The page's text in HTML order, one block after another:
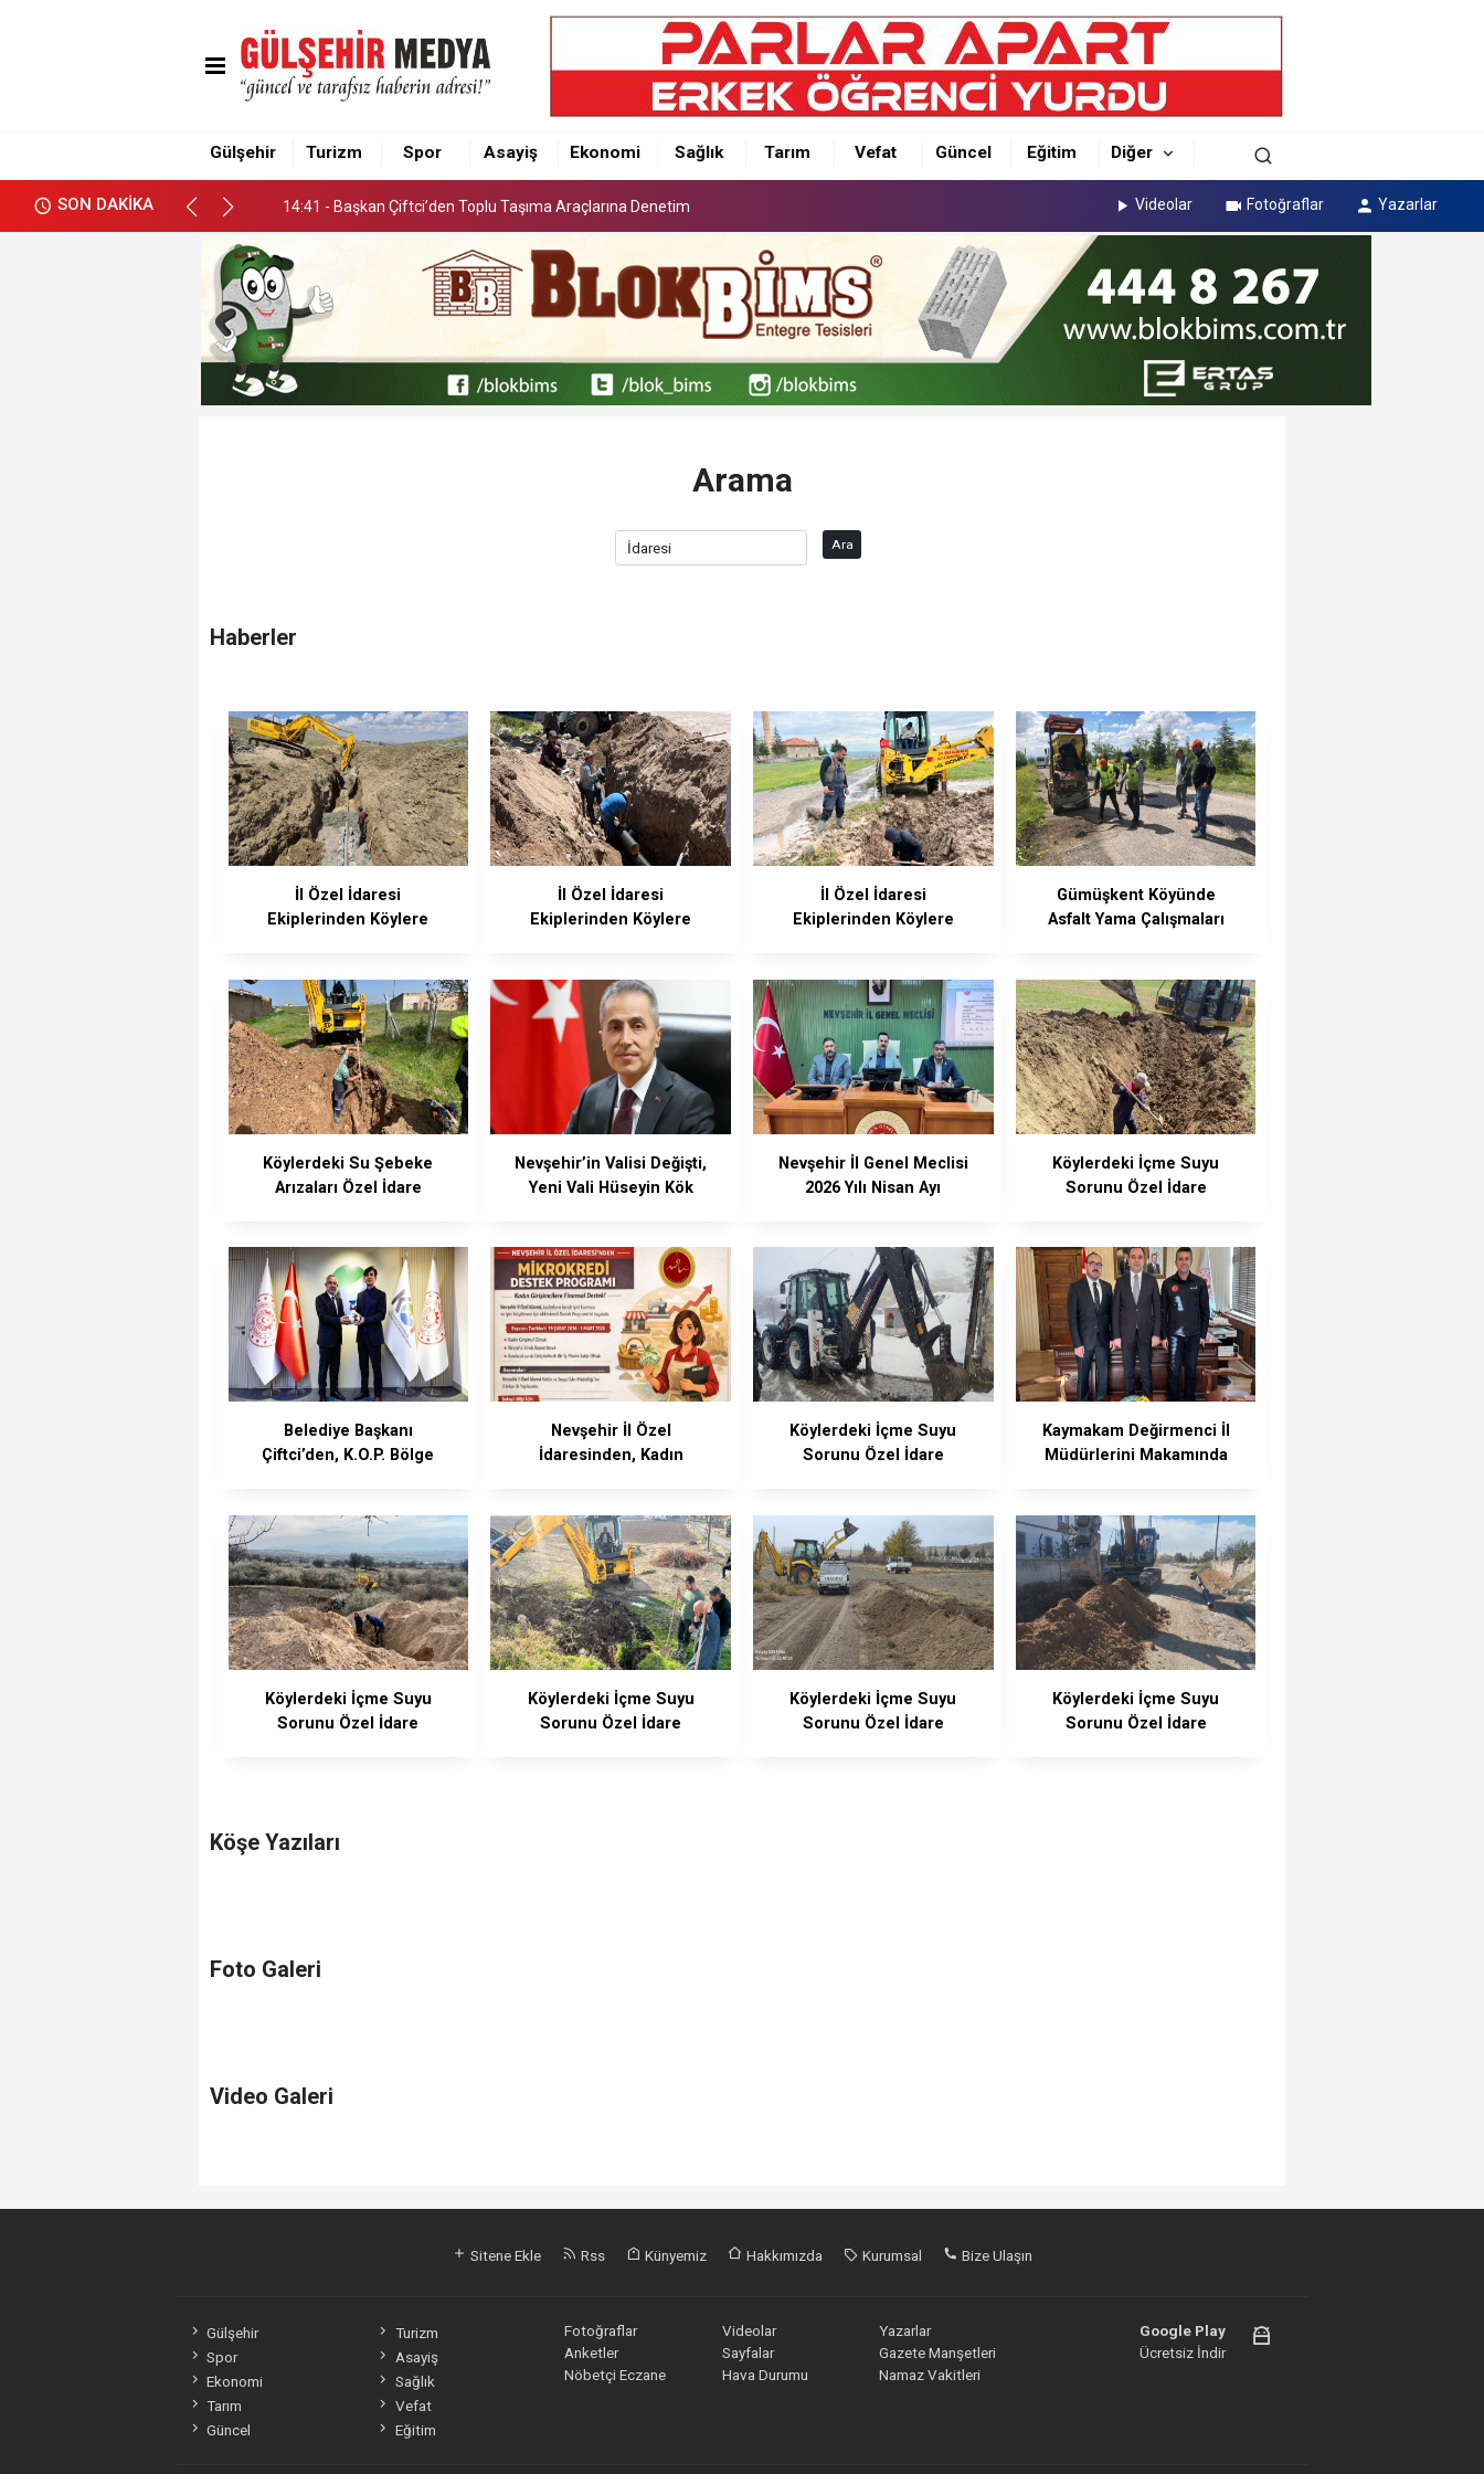
Gülşehir Turizm Spor Asayiş Ekonomi Sağlık Tarım Vefat Güncel Eğitim Diğer
SON DAKİKA
14:41 - Başkan Çiftci’den Toplu Taşıma Araçlarına Denetim
14:41 - Başkan Çiftci’den Toplu Taşıma Araçlarına Denetim
14:41 - Başkan Çiftci’den Toplu Taşıma Araçlarına Denetim Videolar Fotoğraflar Yazarlar
Arama
Ara
Haberler
İl Özel İdaresi
Ekiplerinden Köylere
İl Özel İdaresi
Ekiplerinden Köylere
İl Özel İdaresi
Ekiplerinden Köylere
Gümüşkent Köyünde
Asfalt Yama Çalışmaları
Köylerdeki Su Şebeke
Arızaları Özel İdare
Nevşehir’in Valisi Değişti,
Yeni Vali Hüseyin Kök
Nevşehir İl Genel Meclisi
2026 Yılı Nisan Ayı
Köylerdeki İçme Suyu
Sorunu Özel İdare
Belediye Başkanı
Çiftci’den, K.O.P. Bölge
Nevşehir İl Özel
İdaresinden, Kadın
Köylerdeki İçme Suyu
Sorunu Özel İdare
Kaymakam Değirmenci İl
Müdürlerini Makamında
Köylerdeki İçme Suyu
Sorunu Özel İdare
Köylerdeki İçme Suyu
Sorunu Özel İdare
Köylerdeki İçme Suyu
Sorunu Özel İdare
Köylerdeki İçme Suyu
Sorunu Özel İdare
Köşe Yazıları
Foto Galeri
Video Galeri
Sitene Ekle Rss Künyemiz Hakkımızda Kurumsal Bize Ulaşın
Gülşehir
Turizm
Spor
Asayiş
Ekonomi
Sağlık
Tarım
Vefat
Güncel
Eğitim
Fotoğraflar Videolar
Yazarlar
Anketler
Sayfalar
Gazete Manşetleri
Nöbetçi Eczane
Hava Durumu Namaz Vakitleri
Google Play
Ücretsiz İndir